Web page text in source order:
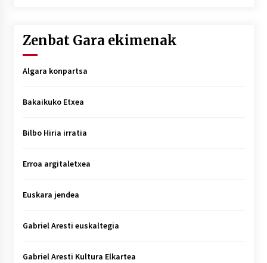
Zenbat Gara ekimenak
Algara konpartsa
Bakaikuko Etxea
Bilbo Hiria irratia
Erroa argitaletxea
Euskara jendea
Gabriel Aresti euskaltegia
Gabriel Aresti Kultura Elkartea